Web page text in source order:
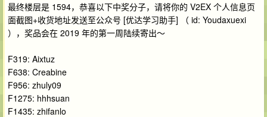
最终楼层是 1594，恭喜以下中奖分子，请将你的 V2EX 个人信息页
面截图+收货地址发送至公众号 [优达学习助手] （ id: Youdaxuexi
），奖品会在 2019 年的第一周陆续寄出～
F319: Aixtuz
F638: Creabine
F956: zhuly09
F1275: hhhsuan
F1435: zhifanlo